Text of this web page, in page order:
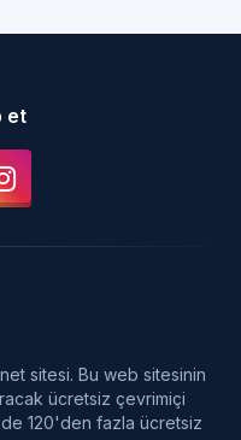
et
sitesi. Bu web sitesinin
ücretsiz çevrimiçi
120'den fazla ücretsiz